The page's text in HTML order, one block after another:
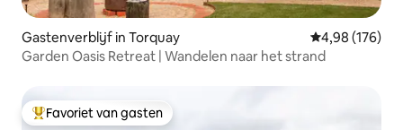
Gastenverblijf in Torquay Gemiddelde
4,98 (176)
Garden Oasis Retreat | Wandelen naar het strand
Topfavoriet van gasten
Favoriet van gasten